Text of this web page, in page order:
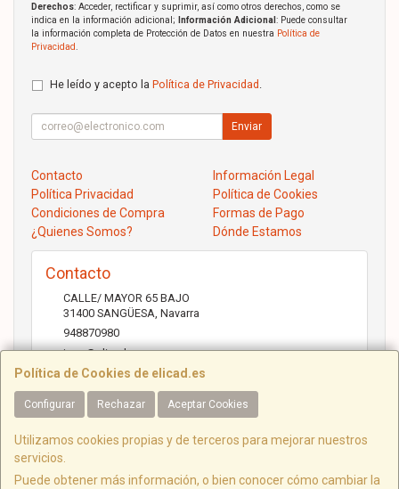
Política de Cookies de elicad.es
Configurar Rechazar Aceptar Cookies
Utilizamos cookies propias y de terceros para mejorar nuestros
servicios.
Puede obtener más información, o bien conocer cómo cambiar la
Derechos: Acceder, rectificar y suprimir, así como otros derechos, como se
indica en la información adicional;
Información Adicional : Puede consultar
la información completa de Protección de Datos en nuestra Política de
Privacidad
He leído y acepto la Política de Privacidad
Enviar
Contacto
Información Legal
Política Privacidad
Política de Cookies
Condiciones de Compra
Formas de Pago
¿Quienes Somos?
Dónde Estamos
Contacto
CALLE/ MAYOR 65 BAJO
31400 SANGÜESA Navarra
948870980
jose@elicad.com
Horario
Lunes a Viernes 9:30 a 20:00 Sábados 10.00 a 14.00